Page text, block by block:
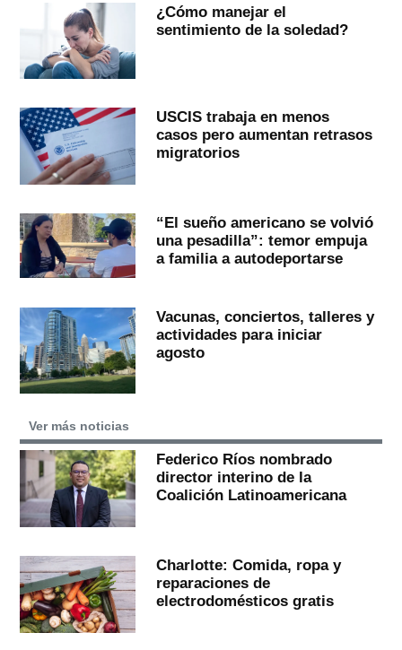
¿Cómo manejar el
sentimiento de la soledad?
USCIS trabaja en menos
casos pero aumentan retrasos
migratorios
“El sueño americano se volvió
una pesadilla”: temor empuja
a familia a autodeportarse
Vacunas, conciertos, talleres y
actividades para iniciar
agosto
Ver más noticias
Federico Ríos nombrado
director interino de la
Coalición Latinoamericana
Charlotte: Comida, ropa y
reparaciones de
electrodomésticos gratis